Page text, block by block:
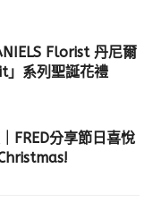
Florist 丹尼爾
」系列聖誕花禮
FRED分享節日喜悅